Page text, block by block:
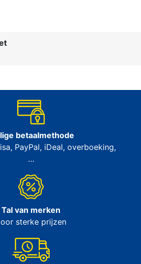
betaalmethode
PayPal, iDeal, overboeking,
…
Tal van merken
sterke prijzen